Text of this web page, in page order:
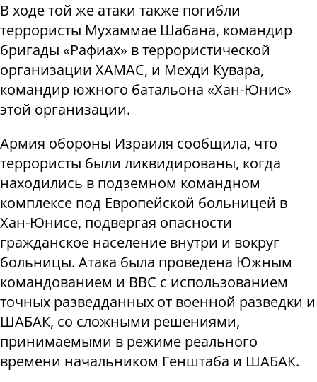
В ходе той же атаки также погибли
террористы Мухаммае Шабана, командир
бригады «Рафиах» в террористической
организации ХАМАС, и Мехди Кувара,
командир южного батальона «Хан-Юнис»
этой организации.
Армия обороны Израиля сообщила, что
террористы были ликвидированы, когда
находились в подземном командном
комплексе под Европейской больницей в
Хан-Юнисе, подвергая опасности
гражданское население внутри и вокруг
больницы. Атака была проведена Южным
командованием и ВВС с использованием
точных разведданных от военной разведки и
ШАБАК, со сложными решениями,
принимаемыми в режиме реального
времени начальником Генштаба и ШАБАК.